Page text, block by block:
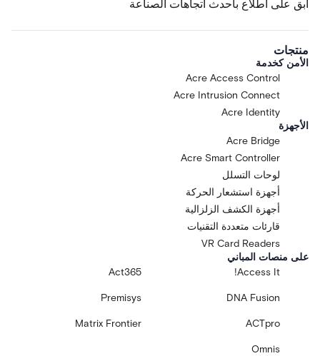
ابق على اطلاع بأحدث اتجاهات الصناعة
منتجات
الأمن كخدمة
Acre Access Control
Acre Intrusion Connect
Acre Identity
الأجهزة
Acre Bridge
Acre Smart Controller
لوحات التسلل
أجهزة استشعار الحركة
أجهزة الكشف الزلزالية
قارئات متعددة التقنيات
VR Card Readers
على منصات المباني
Access It!
Act365
DNA Fusion
Premisys
ACTpro
Matrix Frontier
Omnis